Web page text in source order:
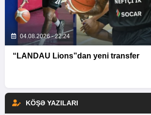
04.08.2026 - 22:24
“LANDAU Lions”dan yeni transfer
KÖŞƏ YAZILARI